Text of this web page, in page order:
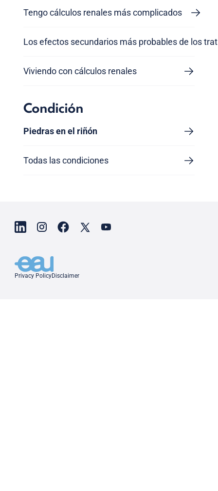
Tengo cálculos renales más complicados
Los efectos secundarios más probables de los
Viviendo con cálculos renales
Condición
Piedras en el riñón
Todas las condiciones
Privacy PolicyDisclaimer